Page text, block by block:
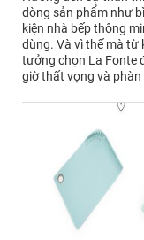
dòng sản phẩm như
kiện nhà bếp thông
dùng. Và vì thế mà từ
tưởng chọn La Fonte
giờ thất vọng và